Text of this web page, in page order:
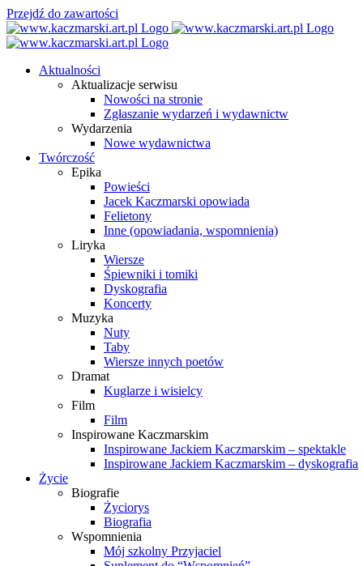
Przejdź do zawartości
Aktualności
Aktualizacje serwisu
Nowości na stronie
Zgłaszanie wydarzeń i wydawnictw
Wydarzenia
Nowe wydawnictwa
Twórczość
Epika
Powieści
Jacek Kaczmarski opowiada
Felietony
Inne (opowiadania, wspomnienia)
Liryka
Wiersze
Śpiewniki i tomiki
Dyskografia
Koncerty
Muzyka
Nuty
Taby
Wiersze innych poetów
Dramat
Kuglarze i wisielcy
Film
Film
Inspirowane Kaczmarskim
Inspirowane Jackiem Kaczmarskim – spektakle
Inspirowane Jackiem Kaczmarskim – dyskografia
Życie
Biografie
Życiorys
Biografia
Wspomnienia
Mój szkolny Przyjaciel